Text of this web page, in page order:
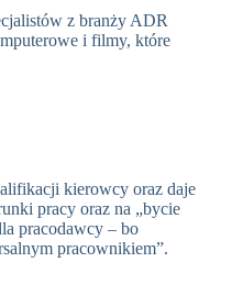
z branży ADR
i filmy, które
kierowcy oraz daje
pracy oraz na „bycie
pracodawcy – bo
pracownikiem”.